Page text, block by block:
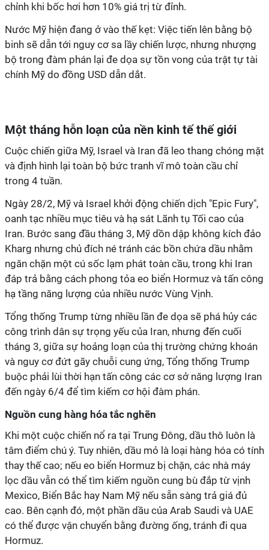
chỉnh khi bốc hơi hơn 10% giá trị từ đỉnh.
Nước Mỹ hiện đang ở vào thế kẹt: Việc tiến lên bằng bộ
binh sẽ dẫn tới nguy cơ sa lầy chiến lược, nhưng nhượng
bộ trong đàm phán lại đe dọa sự tồn vong của trật tự tài
chính Mỹ do đồng USD dẫn dắt.
Một tháng hỗn loạn của nền kinh tế thế giới
Cuộc chiến giữa Mỹ, Israel và Iran đã leo thang chóng mặt
và định hình lại toàn bộ bức tranh vĩ mô toàn cầu chỉ
trong 4 tuần.
Ngày 28/2, Mỹ và Israel khởi động chiến dịch "Epic Fury",
oanh tạc nhiều mục tiêu và hạ sát Lãnh tụ Tối cao của
Iran. Bước sang đầu tháng 3, Mỹ dồn dập không kích đảo
Kharg nhưng chủ đích né tránh các bồn chứa dầu nhằm
ngăn chặn một cú sốc lạm phát toàn cầu, trong khi Iran
đáp trả bằng cách phong tỏa eo biển Hormuz và tấn công
hạ tầng năng lượng của nhiều nước Vùng Vịnh.
Tổng thống Trump từng nhiều lần đe dọa sẽ phá hủy các
công trình dân sự trọng yếu của Iran, nhưng đến cuối
tháng 3, giữa sự hoảng loạn của thị trường chứng khoán
và nguy cơ đứt gãy chuỗi cung ứng, Tổng thống Trump
buộc phải lùi thời hạn tấn công các cơ sở năng lượng Iran
đến ngày 6/4 để tìm kiếm cơ hội đàm phán.
Nguồn cung hàng hóa tắc nghẽn
Khi một cuộc chiến nổ ra tại Trung Đông, dầu thô luôn là
tâm điểm chú ý. Tuy nhiên, dầu mỏ là loại hàng hóa có tính
thay thế cao; nếu eo biển Hormuz bị chặn, các nhà máy
lọc dầu vẫn có thể tìm kiếm nguồn cung bù đắp từ vịnh
Mexico, Biển Bắc hay Nam Mỹ nếu sẵn sàng trả giá đủ
cao. Bên cạnh đó, một phần dầu của Arab Saudi và UAE
có thể được vận chuyển bằng đường ống, tránh đi qua
Hormuz.